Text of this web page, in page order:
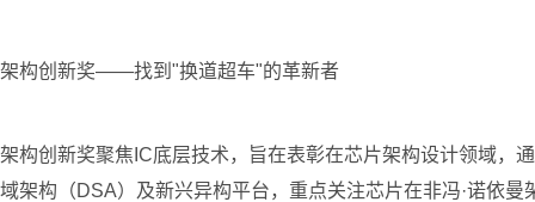
架构创新奖——找到"换道超车"的革新者
架构创新奖聚焦IC底层技术，旨在表彰在芯片架构设计领域，
域架构（DSA）及新兴异构平台，重点关注芯片在非冯·诺依